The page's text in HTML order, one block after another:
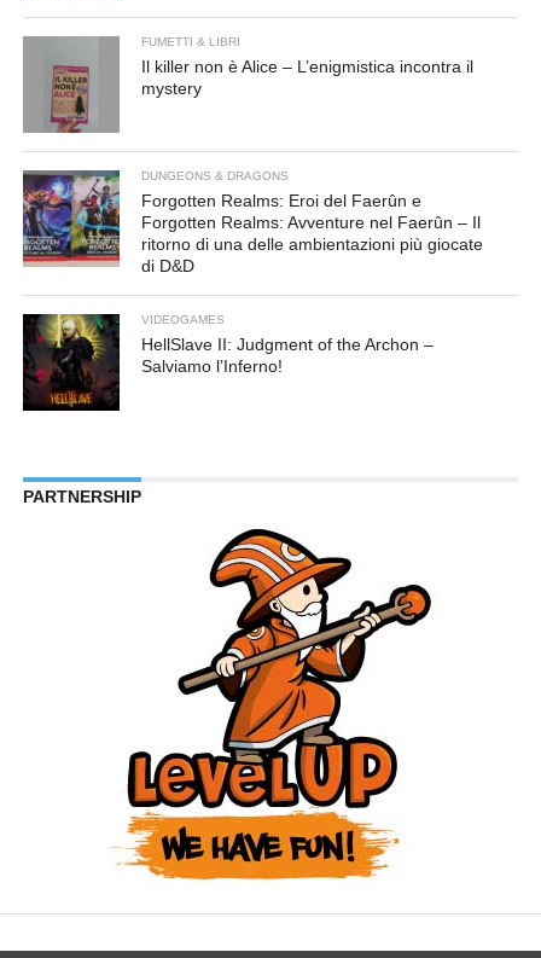
FUMETTI & LIBRI
Il killer non è Alice – L’enigmistica incontra il
mystery
DUNGEONS & DRAGONS
Forgotten Realms: Eroi del Faerûn e
Forgotten Realms: Avventure nel Faerûn – Il
ritorno di una delle ambientazioni più giocate
di D&D
VIDEOGAMES
HellSlave II: Judgment of the Archon –
Salviamo l’Inferno!
PARTNERSHIP